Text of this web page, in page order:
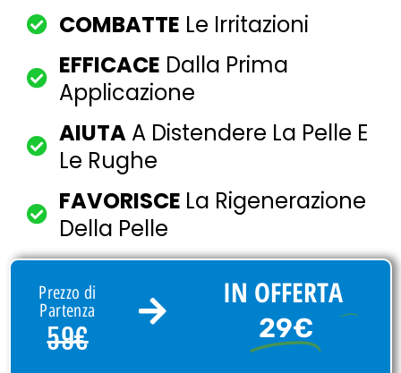
COMBATTE Le Irritazioni
EFFICACE Dalla Prima
Applicazione
AIUTAA Distendere La Pelle E
Le Rughe
FAVORISCE La Rigenerazione
Della Pelle
Prezzo di
Partenza
59€
IN OFFERTA
29€